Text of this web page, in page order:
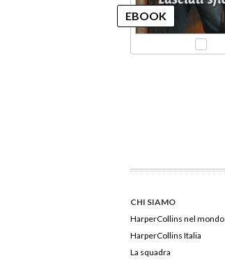
CHI SIAMO
HarperCollins nel mondo
HarperCollins Italia
La squadra